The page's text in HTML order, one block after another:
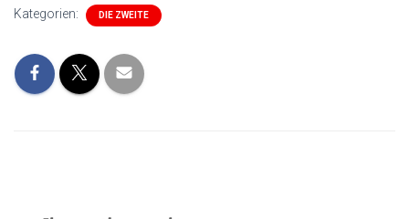
Kategorien: DIE ZWEITE